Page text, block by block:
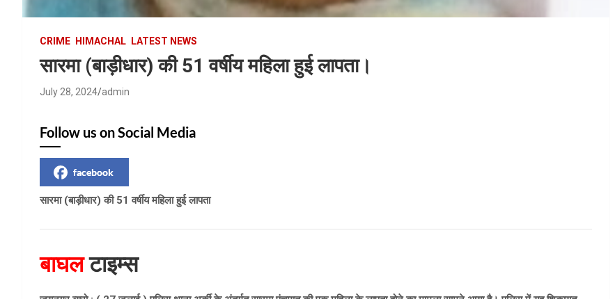
CRIME HIMACHAL LATEST NEWS
सारमा (बाड़ीधार) की 51 वर्षीय महिला हुई लापता।
July 28, 2024 admin
Follow us on Social Media
facebook
सारमा (बाड़ीधार) की 51 वर्षीय महिला हुई लापता
बाघलटाइम्स